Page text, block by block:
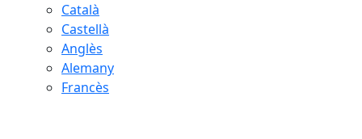
Català
Castellà
Anglès
Alemany
Francès